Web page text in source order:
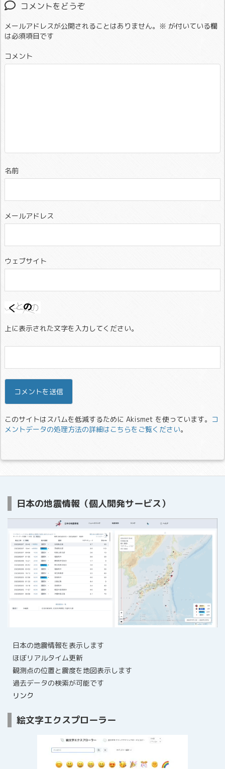
コメントをどうぞ
メールアドレスが公開されることはありません。 ※ が付いている欄
は必須項目です
コメント
名前
メールアドレス
ウェブサイト
上に表示された文字を入力してください。
このサイトはスパムを低減するために Akismet を使っています。 コ
メントデータの処理方法の詳細はこちらをご覧ください。
日本の地震情報（個人開発サービス）
日本の地震情報を表示します
ほぼリアルタイム更新
観測点の位置と震度を地図表示します
過去データの検索が可能です
リンク
絵文字エクスプローラー